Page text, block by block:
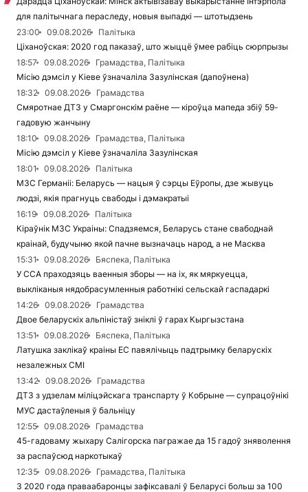
для палітычнага пераследу, новыя выпадкі — штотыдзень
23:00
09.08.2026
Палітыка
Ціханоўская: 2020 год паказаў, што жыццё ўмее рабіць сюрпрызы
18:57
09.08.2026
Грамадства, Палітыка
Місію дэмсіл у Кіеве ўзначаліла Зазулінская (дапоўнена)
18:32
09.08.2026
Грамадства
Смяротнае ДТЗ у Смаргонскім раёне — кіроўца мапеда збіў 59-
гадовую жанчыну
18:10
09.08.2026
Грамадства, Палітыка
Місію дэмсіл у Кіеве ўзначаліла Зазулінская
18:01
09.08.2026
Палітыка
МЗС Германіі: Беларусь — нацыя ў сэрцы Еўропы, дзе жывуць
людзі, якія прагнуць свабоды і дэмакратыі
16:19
09.08.2026
Палітыка
Кіраўнік МЗС Украіны: Спадзяемся, Беларусь стане свабоднай
краінай, будучыню якой пачне вызначаць народ, а не Масква
15:31
09.08.2026
Бяспека, Палітыка
У ССА праходзяць ваенныя зборы — на іх, як мяркуецца,
выкліканыя нядобрасумленныя работнікі сельскай гаспадаркі
14:26
09.08.2026
Грамадства
Двое беларускіх альпіністаў зніклі ў гарах Кыргызстана
13:51
09.08.2026
Бяспека, Палітыка
Латушка заклікаў краіны ЕС павялічыць падтрымку беларускіх
незалежных СМІ
13:42
09.08.2026
Грамадства
ДТЗ з удзелам міліцэйскага транспарту ў Кобрыне — супрацоўнікі
МУС дастаўленыя ў бальніцу
12:55
09.08.2026
Грамадства
45-гадоваму жыхару Салігорска пагражае да 15 гадоў зняволення
за распаўсюд наркотыкаў
12:35
09.08.2026
Грамадства, Палітыка
З 2020 года праваабаронцы зафіксавалі ў Беларусі больш за 100